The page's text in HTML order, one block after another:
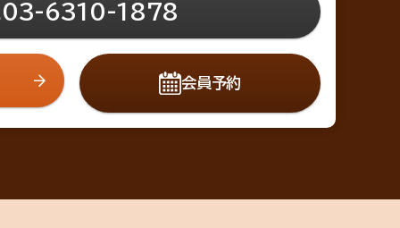
03-6310-1878
会員予約